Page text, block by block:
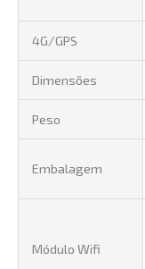
4G/GPS
Dimensões
Peso
Embalagem
Módulo Wifi